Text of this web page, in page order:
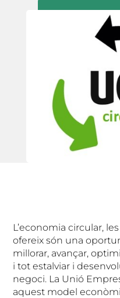
L’economia circular,
ofereix són una
millorar, avançar,
i tot estalviar i
negoci. La Unió
aquest model